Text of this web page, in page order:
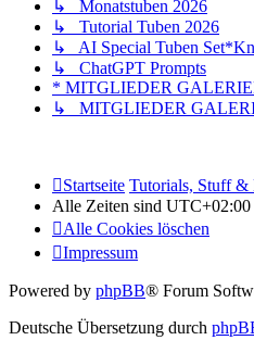
↳ Monatstuben 2026
↳ Tutorial Tuben 2026
↳ AI Special Tuben
↳ ChatGPT Prompts
* MITGLIEDER
↳ MITGLIEDER
Startseite Tutorials, Stuff &
Alle Zeiten sind UTC+02:00
Alle Cookies löschen
Impressum
Powered by phpBB® Forum
Deutsche Übersetzung durch